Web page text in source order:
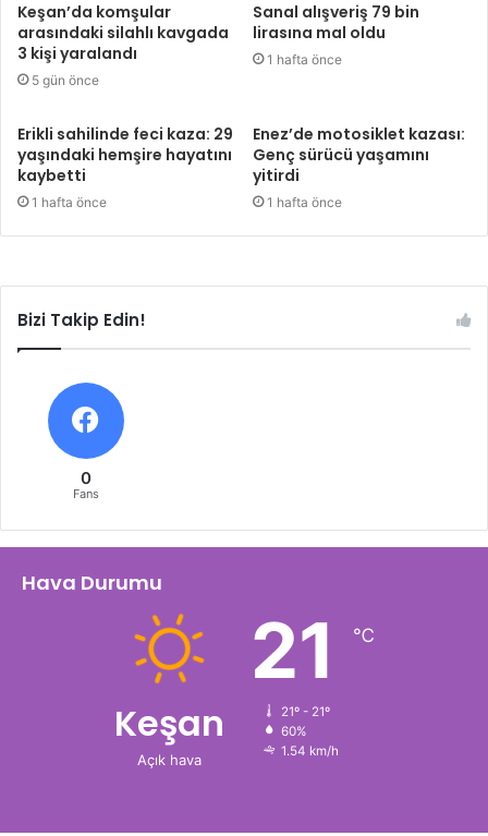
Keşan’da komşular
arasındaki silahlı kavgada
3 kişi yaralandı
5 gün önce
Sanal alışveriş 79 bin
lirasına mal oldu
1 hafta önce
Erikli sahilinde feci kaza: 29
yaşındaki hemşire hayatını
kaybetti
1 hafta önce
Enez’de motosiklet kazası:
Genç sürücü yaşamını
yitirdi
1 hafta önce
Bizi Takip Edin!
0
Fans
Hava Durumu
Keşan
Açık hava
21 ℃
21º - 21º
60%
1.54 km/h